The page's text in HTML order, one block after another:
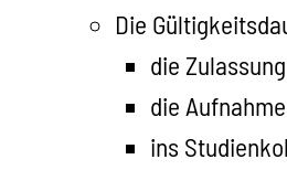
Die
die Zulassung
die
ins